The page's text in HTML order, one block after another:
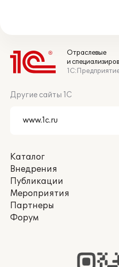
Отраслевые
и
Другие сайты 1С
Каталог
Внедрения
Публикации
Мероприятия
Партнеры
Форум